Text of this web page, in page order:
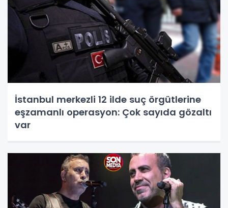
İstanbul merkezli 12 ilde suç örgütlerine
eşzamanlı operasyon: Çok sayıda gözaltı
var